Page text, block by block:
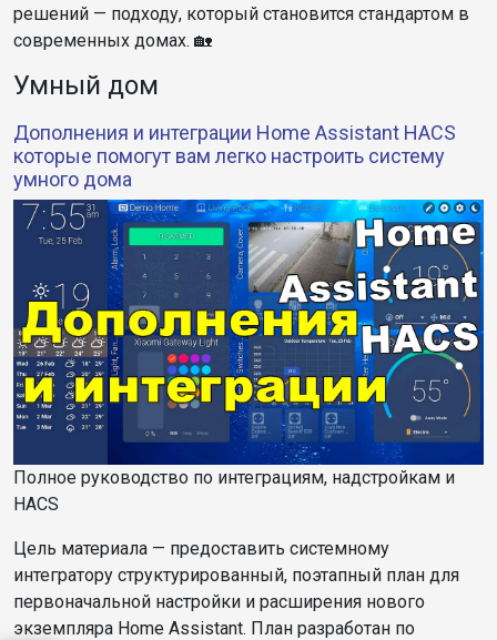
решений — подходу, который становится стандартом в
современных домах. 🏡
Умный дом
Дополнения и интеграции Home Assistant HACS
которые помогут вам легко настроить систему
умного дома
Полное руководство по интеграциям, надстройкам и
HACS
Цель материала — предоставить системному
интегратору структурированный, поэтапный план для
первоначальной настройки и расширения нового
экземпляра Home Assistant. План разработан по